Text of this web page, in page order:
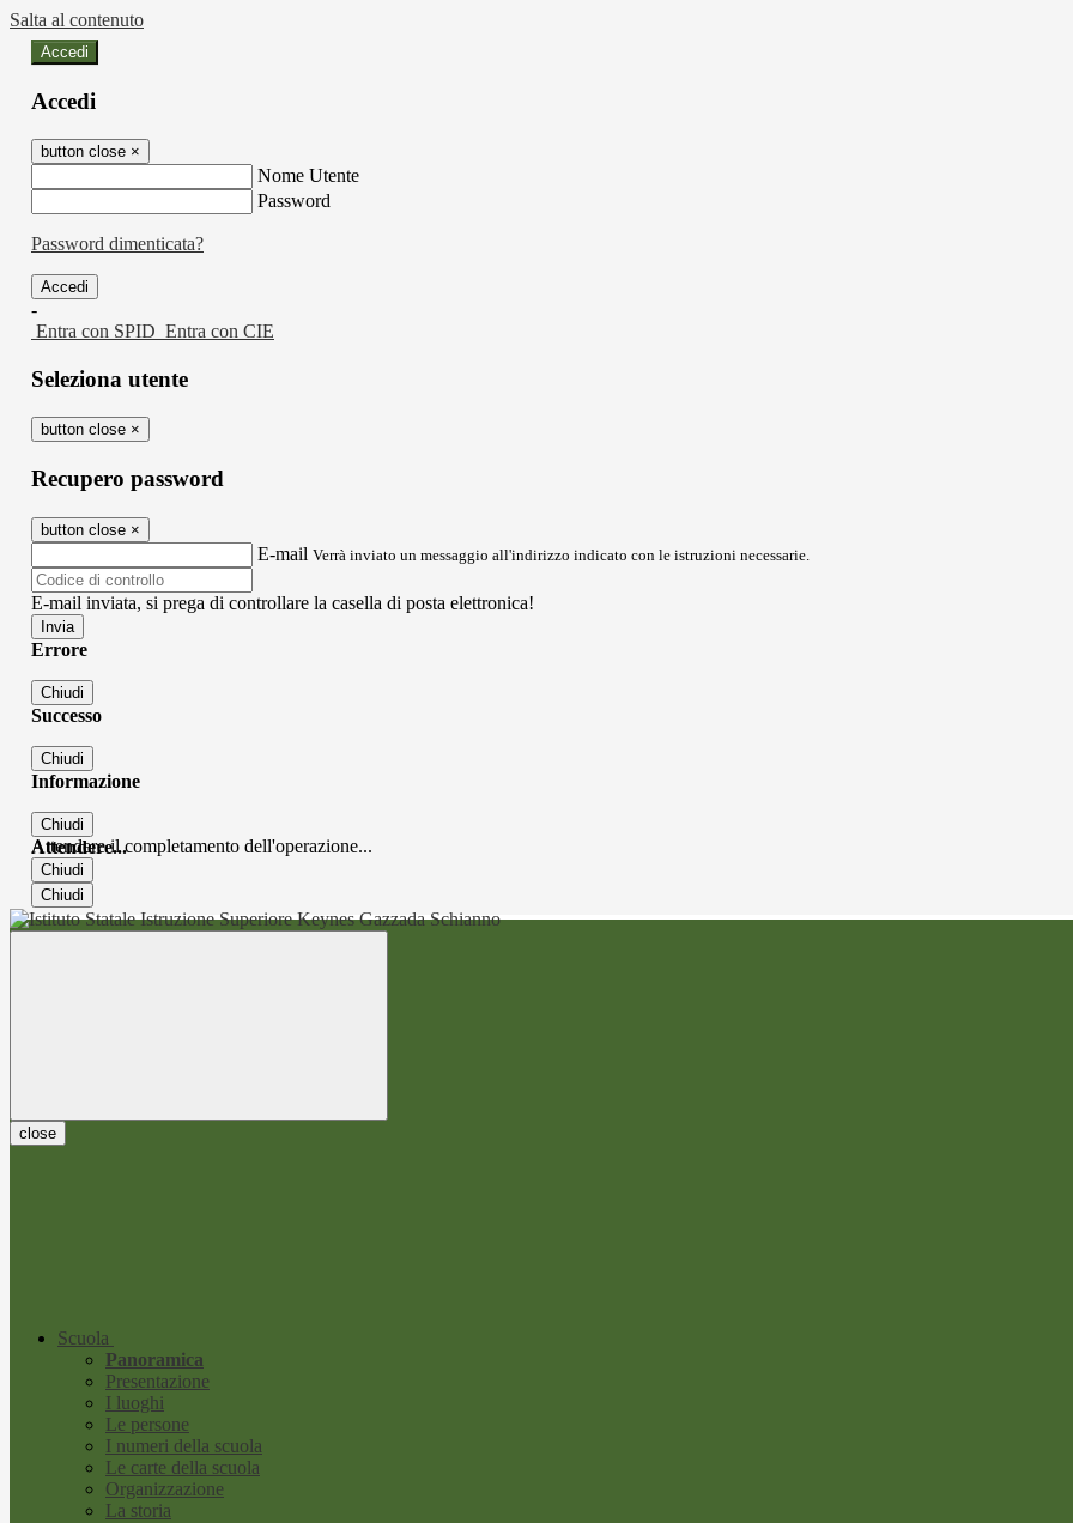
Salta al contenuto
Accedi
Accedi
button close ×
Nome Utente
Password
Password dimenticata?
-
Entra con SPID Entra con CIE
Seleziona utente
button close ×
Recupero password
button close ×
E-mail Verrà inviato un messaggio all'indirizzo indicato con le istruzioni necessarie.
E-mail inviata, si prega di controllare la casella di posta elettronica!
Errore
Chiudi
Successo
Chiudi
Informazione
Chiudi
Attendere...
Attendere il completamento dell'operazione...
Chiudi
Chiudi
close
Scuola
Panoramica
Presentazione
I luoghi
Le persone
I numeri della scuola
Le carte della scuola
Organizzazione
La storia